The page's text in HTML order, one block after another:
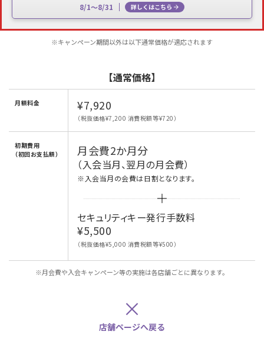
8/1～8/31 詳しくはこちら
※キャンペーン期間以外は以下通常価格が適応されます
【通常価格】
月額料金 ¥7,920
（税抜価格¥7,200 消費税額等¥720）
初期費用
（初回お支払額）
月会費2か月分
（入会当月、翌月の月会費）
※入会当月の会費は日割となります。
セキュリティキー発行手数料
¥5,500
（税抜価格¥5,000 消費税額等¥500）
※月会費や入会キャンペーン等の実施は各店舗ごとに異なります。
×
店舗ページへ戻る